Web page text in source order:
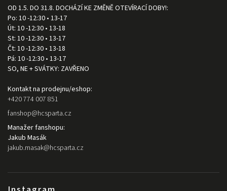
OD 1.5. DO 31.8. DOCHÁZÍ KE ZMĚNĚ OTEVÍRACÍ DOBY!:
Po: 10 -12:30 • 13-17
Út: 10 -12:30 • 13-18
St: 10 -12:30 • 13-17
Čt: 10 -12:30 • 13-18
Pá: 10 -12:30 • 13-17
SO, NE + SVÁTKY: ZAVŘENO
Kontakt na prodejnu/eshop:
+420 774 007 851
fanshop@hcsparta.cz
Manažer fanshopu:
Jakub Masák
jakub.masak@hcsparta.cz